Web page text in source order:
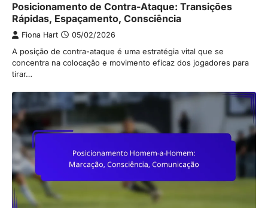
Posicionamento de Contra-Ataque: Transições
Rápidas, Espaçamento, Consciência
Fiona Hart 05/02/2026
A posição de contra-ataque é uma estratégia vital que se
concentra na colocação e movimento eficaz dos jogadores para
tirar…